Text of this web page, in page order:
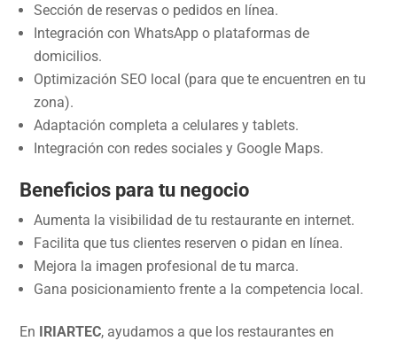
Sección de reservas o pedidos en línea.
Integración con WhatsApp o plataformas de
domicilios.
Optimización SEO local (para que te encuentren en tu
zona).
Adaptación completa a celulares y tablets.
Integración con redes sociales y Google Maps.
Beneficios para tu negocio
Aumenta la visibilidad de tu restaurante en internet.
Facilita que tus clientes reserven o pidan en línea.
Mejora la imagen profesional de tu marca.
Gana posicionamiento frente a la competencia local.
En IRIARTEC, ayudamos a que los restaurantes en